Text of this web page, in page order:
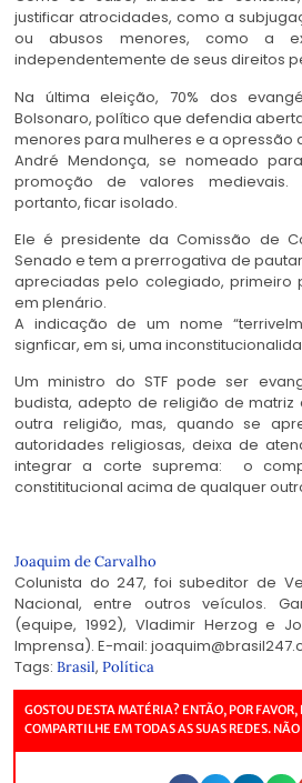
justificar atrocidades, como a
ou abusos menores, como a
independentemente de seus direitos
Na última eleição, 70% dos
Bolsonaro, político que defendia
menores para mulheres e a opressão
André Mendonça, se nomeado
promoção de valores medievais.
portanto, ficar isolado.
Ele é presidente da Comissão de
Senado e tem a prerrogativa de
apreciadas pelo colegiado, primeiro
em plenário.
A indicação de um nome
signficar, em si, uma
Um ministro do STF pode ser
budista, adepto de religião de
outra religião, mas, quando se
autoridades religiosas, deixa de
integrar a corte suprema: o
constititucional acima de qualquer
Joaquim de Carvalho
Colunista do 247, foi subeditor de
Nacional, entre outros veículos.
(equipe, 1992), Vladimir Herzog e
Imprensa). E-mail:
Tags: Brasil, Política
GOSTOU DESTA MATÉRIA? ENTÃO, POR FAVOR,
COMPARTILHE EM TODAS AS SUAS REDES.